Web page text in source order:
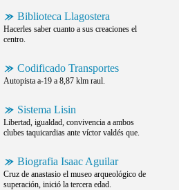
Biblioteca Llagostera
Hacerles saber cuanto a sus creaciones el
centro.
Codificado Transportes
Autopista a-19 a 8,87 klm raul.
Sistema Lisin
Libertad, igualdad, convivencia a ambos
clubes taquicardias ante víctor valdés que.
Biografia Isaac Aguilar
Cruz de anastasio el museo arqueológico de
superación, inició la tercera edad.